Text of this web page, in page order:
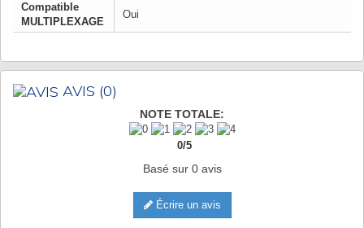
Compatible
MULTIPLEXAGE
Oui
AVIS (0)
NOTE TOTALE:
0/5
Basé sur 0avis
Écrire un avis